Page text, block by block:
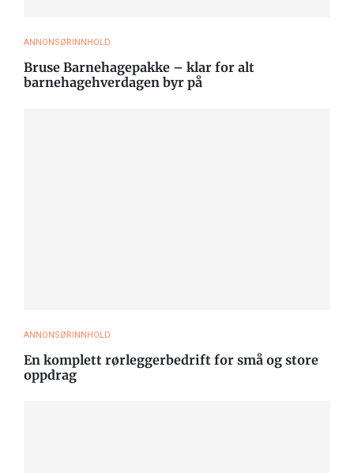
ANNONSØRINNHOLD
Bruse Barnehagepakke – klar for alt
barnehagehverdagen byr på
ANNONSØRINNHOLD
En komplett rørleggerbedrift for små og store
oppdrag